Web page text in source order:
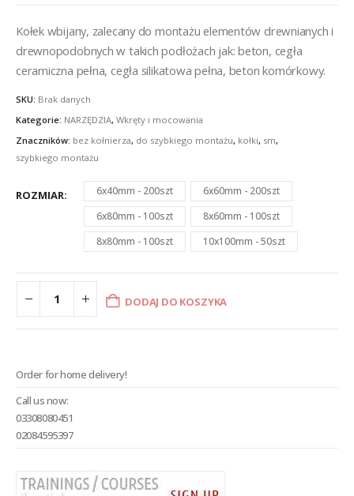
£10.97
Kołek wbijany, zalecany do montażu elementów drewnianych i
drewnopodobnych w takich podłożach jak: beton, cegła
ceramiczna pełna, cegła silikatowa pełna, beton komórkowy.
SKU: Brak danych
Kategorie: NARZĘDZIA, Wkręty i mocowania
Znaczników: bez kołnierza, do szybkiego montażu, kołki, sm,
szybkiego montażu
ROZMIAR 6x40mm - 200szt
6x60mm - 200szt
6x80mm - 100szt
8x60mm - 100szt
8x80mm - 100szt
10x100mm - 50szt
DODAJ DO KOSZYKA
Order for home delivery!
Call us now:
03308080451
02084595397